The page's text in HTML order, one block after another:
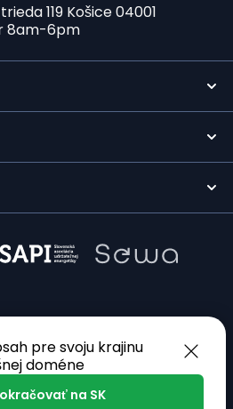
119 Košice 04001
8am-6pm
s.r.o. Alle rechten voorbehouden.
– webontwikkeling
pre svoju krajinu
doméne
na SK